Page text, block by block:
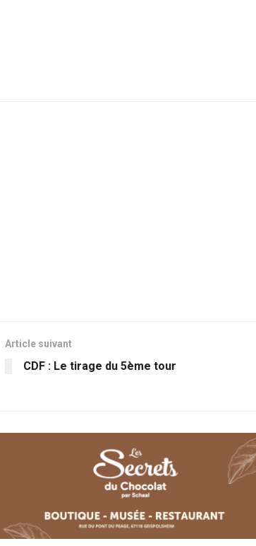
Article suivant
CDF : Le tirage du 5ème tour